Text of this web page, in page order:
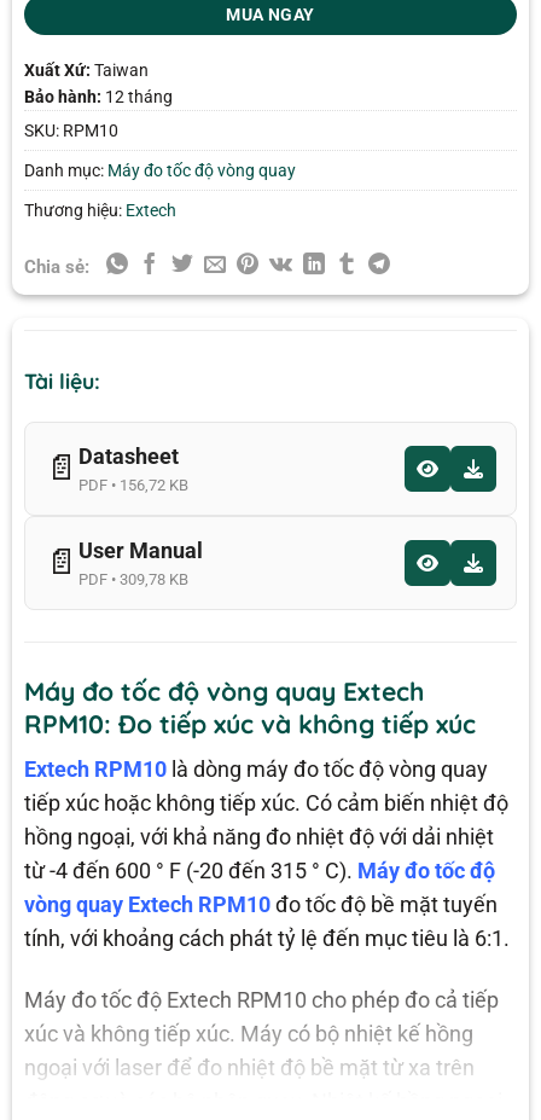
MUA NGAY
Xuất Xứ: Taiwan
Bảo hành: 12 tháng
SKU: RPM10
Danh mục: Máy đo tốc độ vòng quay
Thương hiệu: Extech
Chia sẻ:
Tài liệu:
📄 Datasheet
PDF • 156,72 KB
📄 User Manual
PDF • 309,78 KB
Máy đo tốc độ vòng quay Extech
RPM10: Đo tiếp xúc và không tiếp xúc
Extech RPM10là dòng máy đo tốc độ vòng quay
tiếp xúc hoặc không tiếp xúc. Có cảm biến nhiệt độ
hồng ngoại, với khả năng đo nhiệt độ với dải nhiệt
từ -4 đến 600 ° F (-20 đến 315 ° C). Máy đo tốc độ
vòng quay Extech RPM10đo tốc độ bề mặt tuyến
tính, với khoảng cách phát tỷ lệ đến mục tiêu là 6:1.
Máy đo tốc độ Extech RPM10 cho phép đo cả tiếp
xúc và không tiếp xúc. Máy có bộ nhiệt kế hồng
ngoại với laser để đo nhiệt độ bề mặt từ xa trên